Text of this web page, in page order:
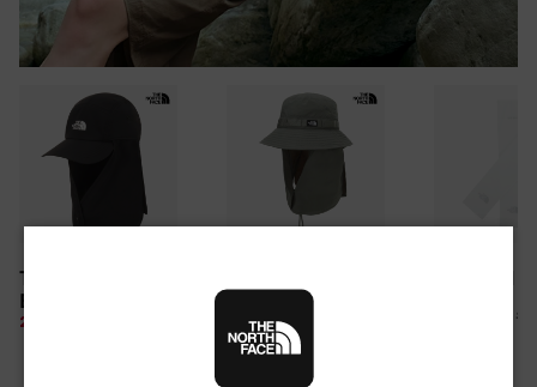
TNF LIGHT SHIELD
EX CAP
28%
SHIELD HAT
67,500 원
10% 26,100 원
여름 탈출 원정대
뉴질랜드 & 제주도 여행권 증정 찬스